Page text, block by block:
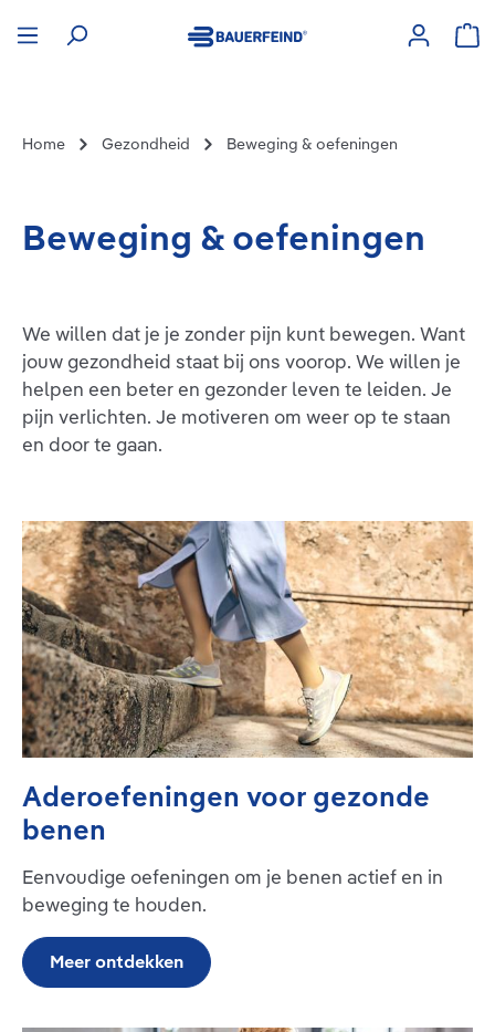
Home Gezondheid Beweging & oefeningen
Beweging & oefeningen
We willen dat je je zonder pijn kunt bewegen. Want
jouw gezondheid staat bij ons voorop. We willen je
helpen een beter en gezonder leven te leiden. Je
pijn verlichten. Je motiveren om weer op te staan
en door te gaan.
Aderoefeningen voor gezonde
benen
Eenvoudige oefeningen om je benen actief en in
beweging te houden.
Meer ontdekken